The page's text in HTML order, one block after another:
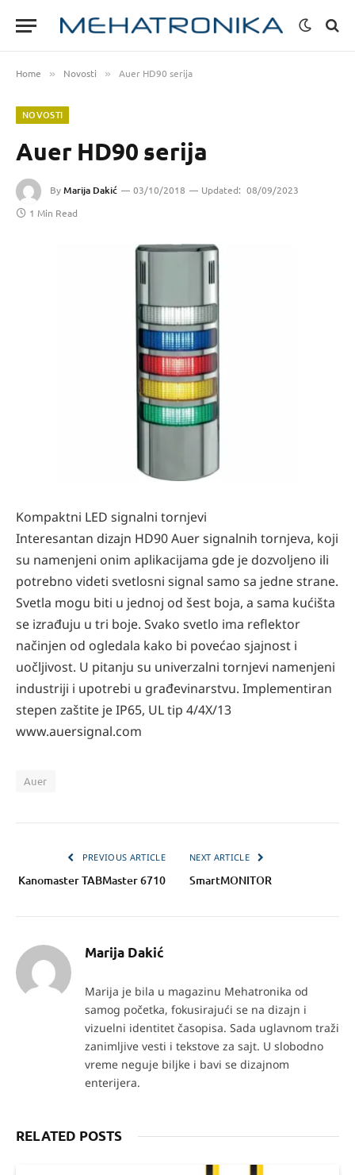
Home » Novosti » Auer HD90 serija
NOVOSTI
Auer HD90 serija
ByMarija Dakić 03/10/2018 Updated: 08/09/2023
1 Min Read
Kompaktni LED signalni tornjevi
Interesantan dizajn HD90 Auer signalnih tornjeva, koji
su namenjeni onim aplikacijama gde je dozvoljeno ili
potrebno videti svetlosni signal samo sa jedne strane.
Svetla mogu biti u jednoj od šest boja, a sama kućišta
se izrađuju u tri boje. Svako svetlo ima reflektor
načinjen od ogledala kako bi povećao sjajnost i
uočljivost. U pitanju su univerzalni tornjevi namenjeni
industriji i upotrebi u građevinarstvu. Implementiran
stepen zaštite je IP65, UL tip 4/4X/13
www.auersignal.com
Auer
PREVIOUS ARTICLE
Kanomaster TABMaster 6710
NEXT ARTICLE
SmartMONITOR
Marija Dakić
Marija je bila u magazinu Mehatronika od
samog početka, fokusirajući se na dizajn i
vizuelni identitet časopisa. Sada uglavnom traži
zanimljive vesti i tekstove za sajt. U slobodno
vreme neguje biljke i bavi se dizajnom
enterijera.
RELATED POSTS